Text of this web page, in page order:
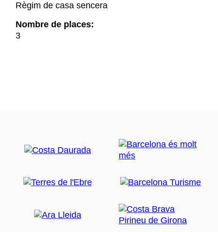
Règim de casa sencera
Nombre de places:
3